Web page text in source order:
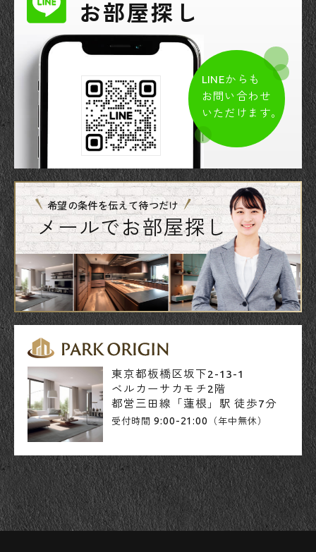
お部屋探し
LINEからも
お問い合わせ
いただけます。
希望の条件を伝えて待つだけ
メールでお部屋探し
東京都板橋区坂下2-13-1
ベルカーサカモチ2階
都営三田線「蓮根」駅 徒歩7分
受付時間 9:00-21:00 （年中無休）